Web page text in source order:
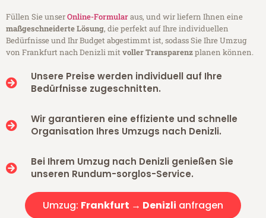
Füllen Sie unserOnline-Formularaus, und wir liefern Ihnen eine
maßgeschneiderte Lösung, die perfekt auf Ihre individuellen
Bedürfnisse und Ihr Budget abgestimmt ist, sodass Sie Ihre Umzug
von Frankfurt nach Denizli mitvoller Transparenzplanen können.
Unsere Preise werden individuell auf Ihre
Bedürfnisse zugeschnitten.
Wir garantieren eine effiziente und schnelle
Organisation Ihres Umzugs nach Denizli.
Bei Ihrem Umzug nach Denizli genießen Sie
unseren Rundum-sorglos-Service.
Umzug: Frankfurt → Denizli anfragen